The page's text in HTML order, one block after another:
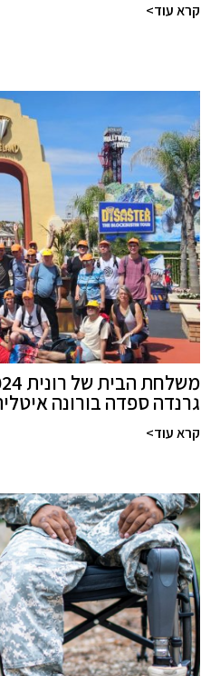
קרא עוד>
גרנדה ספדה בורונה
קרא עוד>